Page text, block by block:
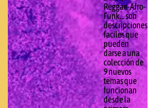
Reggae-Afro-
Funk… son
descripciones
faciles que
pueden
darse a una
colección de
9 nuevos
temas que
funcionan
desde la